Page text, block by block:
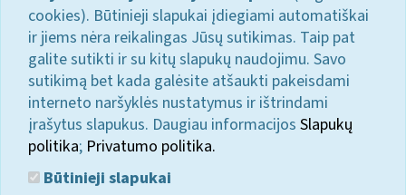
cookies). Būtinieji slapukai įdiegiami automatiškai
ir jiems nėra reikalingas Jūsų sutikimas. Taip pat
galite sutikti ir su kitų slapukų naudojimu. Savo
sutikimą bet kada galėsite atšaukti pakeisdami
interneto naršyklės nustatymus ir ištrindami
įrašytus slapukus. Daugiau informacijos Slapukų
politika; Privatumo politika.
Būtinieji slapukai